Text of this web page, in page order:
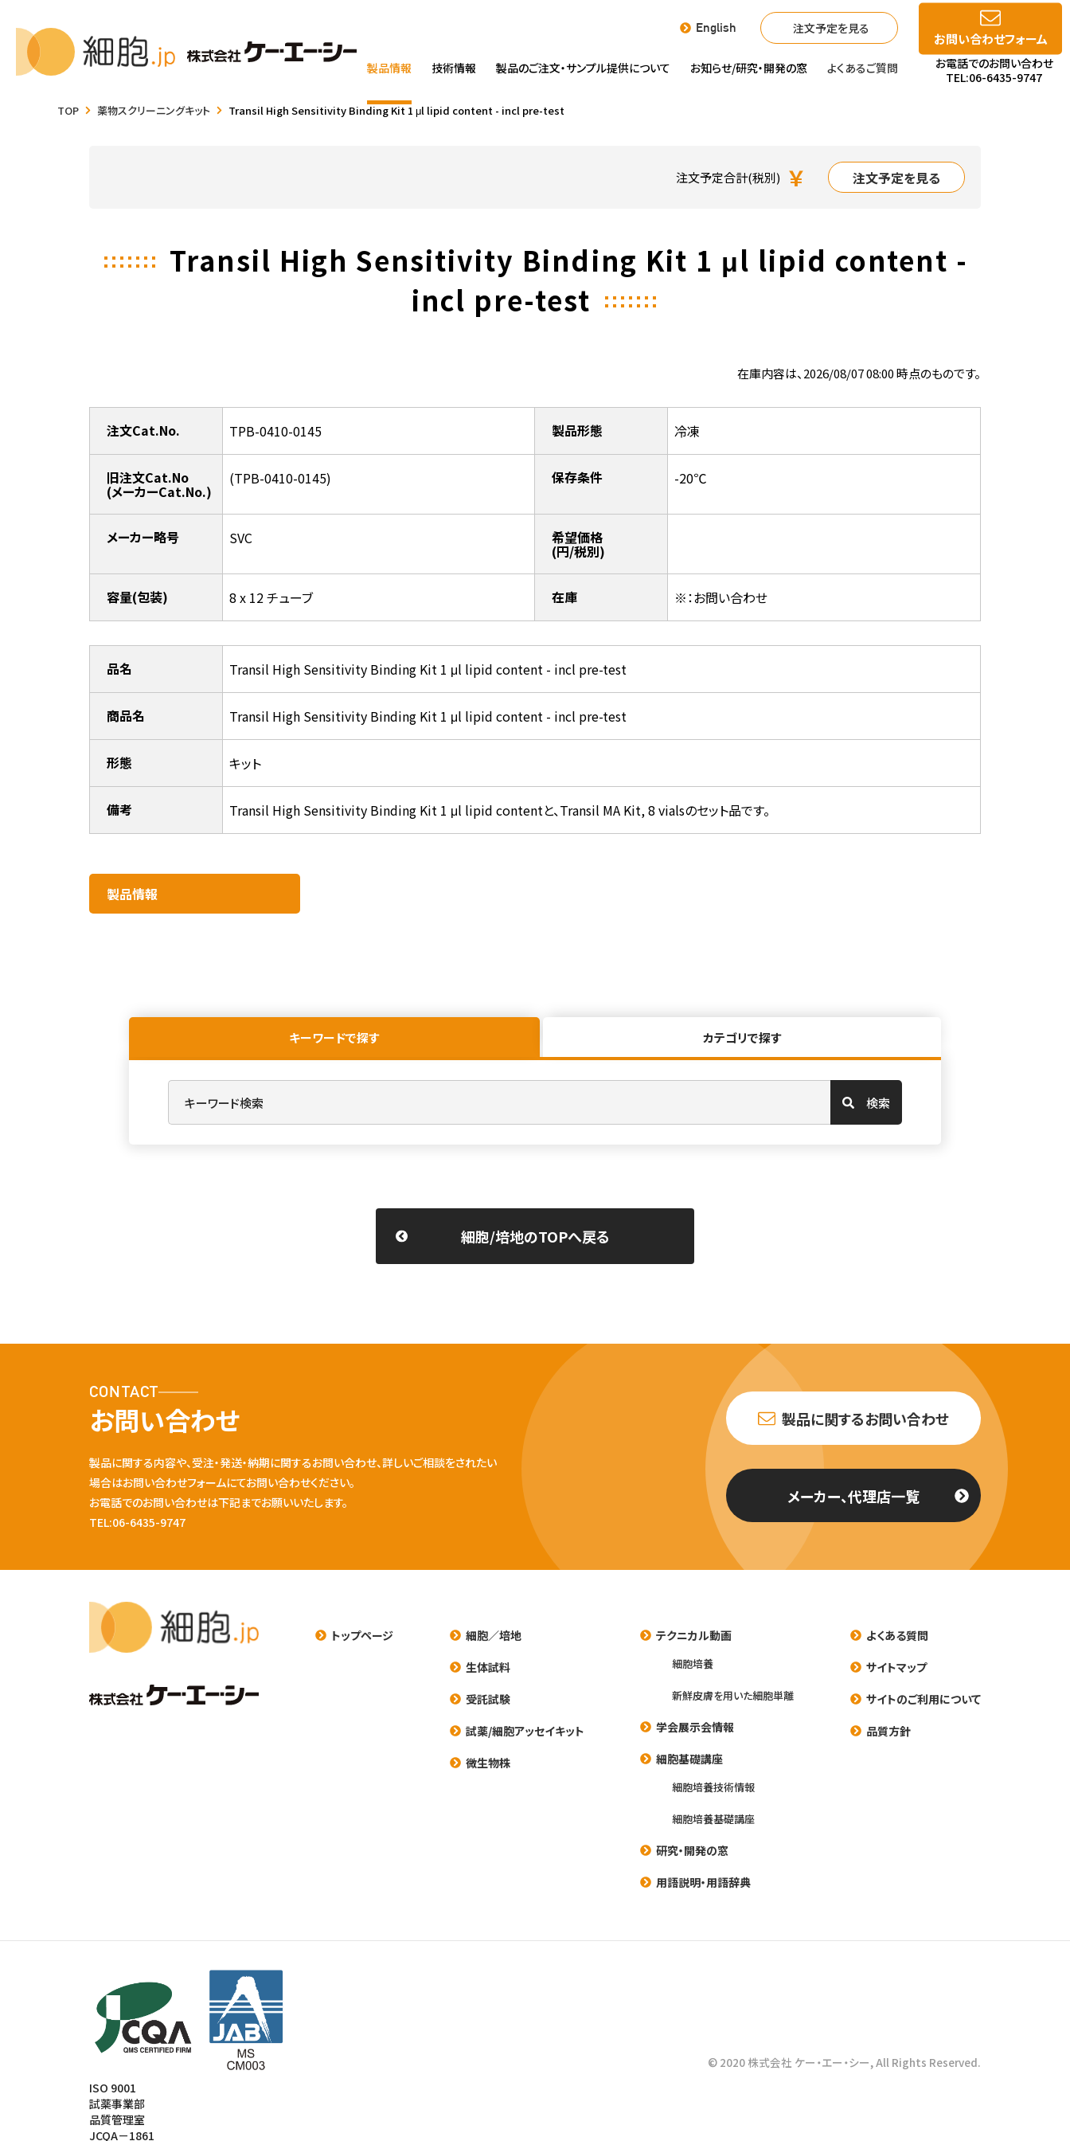
English 注文予定を見る
製品情報 技術情報 製品のご注文・サンプル提供について お知らせ/研究・開発の窓 よくあるご質問
お問い合わせフォーム
お電話でのお問い合わせ
TEL:06-6435-9747
TOP 薬物スクリーニングキット Transil High Sensitivity Binding Kit 1 μl lipid content - incl pre-test
注文予定合計(税別) ￥ 注文予定を見る
Transil High Sensitivity Binding Kit 1 μl lipid content -
incl pre-test
在庫内容は、2026/08/07 08:00 時点のものです。
注文Cat.No. TPB-0410-0145 製品形態 冷凍
旧注文Cat.No
(メーカーCat.No.)
(TPB-0410-0145) 保存条件 -20℃
メーカー略号 SVC 希望価格
(円/税別)
容量(包装) 8 x 12 チューブ 在庫 ※：お問い合わせ
品名 Transil High Sensitivity Binding Kit 1 μl lipid content - incl pre-test
商品名 Transil High Sensitivity Binding Kit 1 μl lipid content - incl pre-test
形態 キット
備考 Transil High Sensitivity Binding Kit 1 μl lipid contentと、Transil MA Kit, 8 vialsのセット品です。
製品情報​
キーワードで探す カテゴリで探す
検索
細胞/培地のTOPへ戻る
CONTACT
お問い合わせ
製品に関する内容や、受注・発送・納期に関するお問い合わせ、詳しいご相談をされたい
場合はお問い合わせフォームにてお問い合わせください。
お電話でのお問い合わせは下記までお願いいたします。
TEL:06-6435-9747
製品に関するお問い合わせ
メーカー、代理店一覧
トップページ
細胞／培地
生体試料
受託試験
試薬/細胞アッセイキット
微生物株
テクニカル動画
細胞培養
新鮮皮膚を用いた細胞単離
学会展示会情報
細胞基礎講座
細胞培養技術情報
細胞培養基礎講座
研究・開発の窓
用語説明・用語辞典
よくある質問
サイトマップ
サイトのご利用について
品質方針
ISO 9001
試薬事業部
品質管理室
JCQA－1861
© 2020 株式会社 ケー・エー・シー, All Rights Reserved.